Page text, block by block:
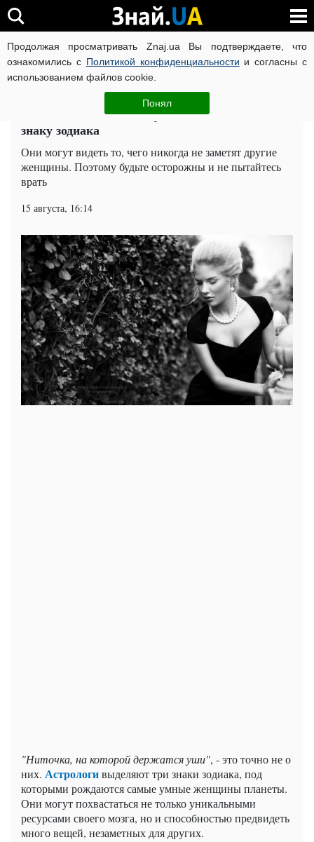
Продолжая просматривать Znaj.ua Вы подтверждаете, что
ознакомились с Политикой конфиденциальности и согласны с
использованием файлов cookie.
Понял
ВОЙНА РОССИИ ПРОТИВ УКРАИНЫ КОРОНАВИРУС В
ЧИТАТИ УКРАЇНСЬКОЮ
Знает о вас все: самые умные женщины по
знаку зодиака
Они могут видеть то, чего никогда не заметят другие
женщины. Поэтому будьте осторожны и не пытайтесь
врать
15 августа, 16:14
"Ниточка, на которой держатся уши", - это точно не о
них. Астрологивыделяют три знаки зодиака, под
которыми рождаются самые умные женщины планеты.
Они могут похвастаться не только уникальными
ресурсами своего мозга, но и способностью предвидеть
много вещей, незаметных для других.